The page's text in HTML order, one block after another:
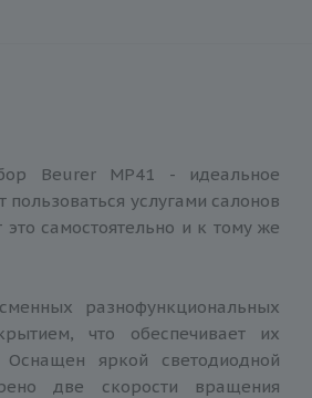
Beurer MP41 - идеальное
услугами салонов
самостоятельно и к тому же
разнофункциональных
что обеспечивает их
Оснащен яркой светодиодной
две скорости вращения